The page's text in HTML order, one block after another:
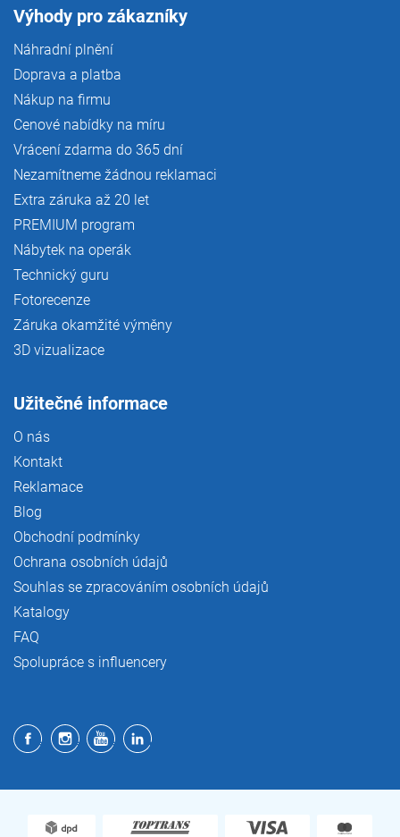
Výhody pro zákazníky
Náhradní plnění
Doprava a platba
Nákup na firmu
Cenové nabídky na míru
Vrácení zdarma do 365 dní
Nezamítneme žádnou reklamaci
Extra záruka až 20 let
PREMIUM program
Nábytek na operák
Technický guru
Fotorecenze
Záruka okamžité výměny
3D vizualizace
Užitečné informace
O nás
Kontakt
Reklamace
Blog
Obchodní podmínky
Ochrana osobních údajů
Souhlas se zpracováním osobních údajů
Katalogy
FAQ
Spolupráce s influencery